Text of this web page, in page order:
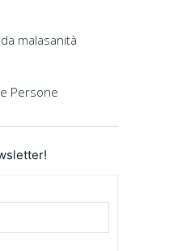
malasanità
Persone